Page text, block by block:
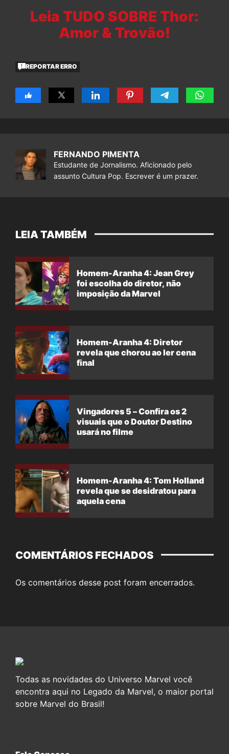
Leia TUDO SOBRE Thor:
Amor & Trovão!
REPORTAR ERRO
FERNANDO PIMENTA
Estudante de Jornalismo. Aficionado pelo
assunto Cultura Pop. Escrever é um prazer.
LEIA TAMBÉM
Homem-Aranha 4: Jean Grey
foi escolha do diretor, não
imposição da Marvel
Homem-Aranha 4: Diretor
revela que chorou ao ler cena
final
Vingadores 5 – Confira os 2
visuais que o Doutor Destino
usará no filme
Homem-Aranha 4: Tom Holland
revela que se desidratou para
aquela cena
COMENTÁRIOS FECHADOS
Os comentários desse post foram encerrados.
Todas as novidades do Universo Marvel você
encontra aqui no Legado da Marvel, o maior portal
sobre Marvel do Brasil!